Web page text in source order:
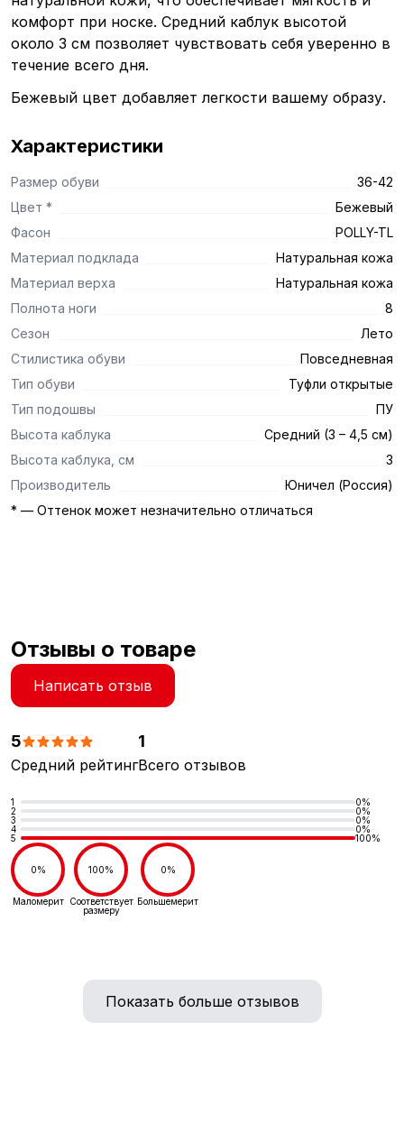
комфорт при носке. Средний каблук высотой
около 3 см позволяет чувствовать себя уверенно в
течение всего дня.
Бежевый цвет добавляет легкости вашему образу.
Характеристики
Размер обуви
36-42
Цвет *
Бежевый
Фасон
POLLY-TL
Материал подклада
Натуральная кожа
Материал верха
Натуральная кожа
Полнота ноги
8
Сезон
Лето
Стилистика обуви
Повседневная
Тип обуви
Туфли открытые
Тип подошвы
ПУ
Высота каблука
Средний (3 – 4,5 см)
Высота каблука, см
3
Производитель
Юничел (Россия)
* — Оттенок может незначительно отличаться
Отзывы о товаре
Написать отзыв
5
Средний рейтинг
1
Всего отзывов
1
0%
2
0%
3
0%
4
0%
5
100%
0%
Маломерит
100%
Соответствует
размеру
0%
Большемерит
Показать больше отзывов